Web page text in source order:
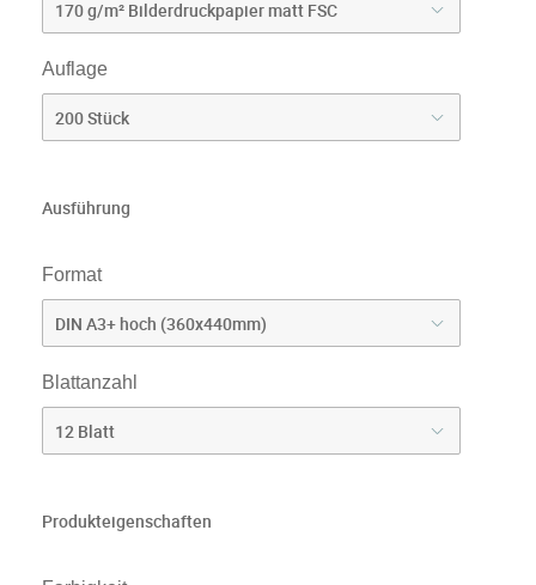
Auflage
Ausführung
Format
Blattanzahl
Produkteigenschaften